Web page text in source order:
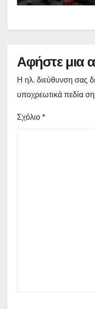
(εικόνες +
Αφήστε μια
Η ηλ. διεύθυνση σας
υποχρεωτικά πεδία
Σχόλιο *